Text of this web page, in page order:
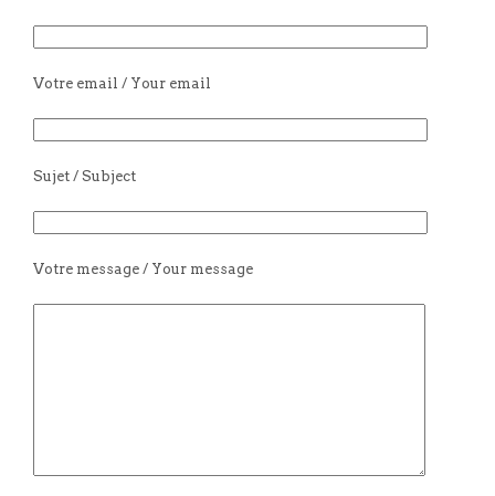
Votre email / Your email
Sujet / Subject
Votre message / Your message